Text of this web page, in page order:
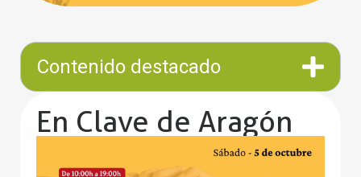
Contenido destacado
En Clave de Aragón